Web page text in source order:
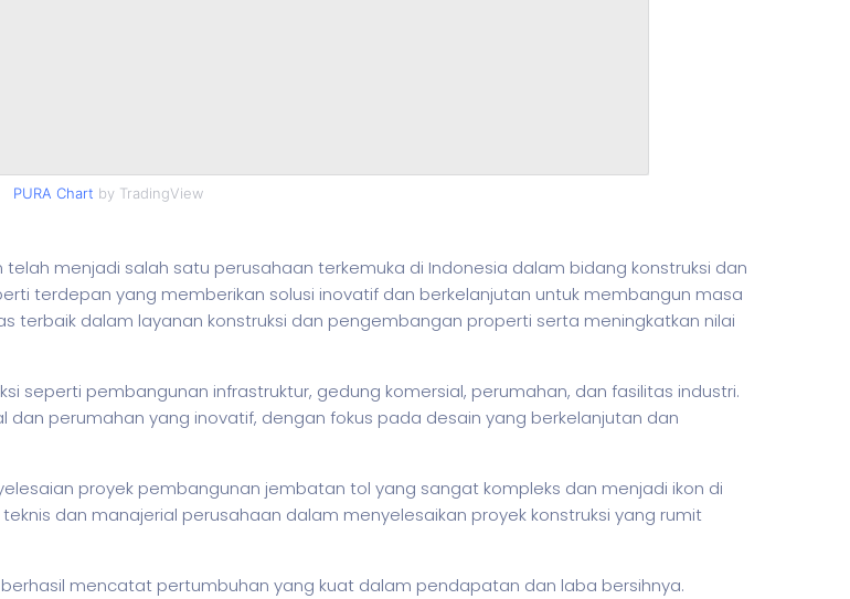
PURA Chart by TradingView
telah menjadi salah satu perusahaan terkemuka di Indonesia dalam bidang konstruksi dan
terdepan yang memberikan solusi inovatif dan berkelanjutan untuk membangun masa
terbaik dalam layanan konstruksi dan pengembangan properti serta meningkatkan nilai
seperti pembangunan infrastruktur, gedung komersial, perumahan, dan fasilitas industri.
perumahan yang inovatif, dengan fokus pada desain yang berkelanjutan dan
proyek pembangunan jembatan tol yang sangat kompleks dan menjadi ikon di
dan manajerial perusahaan dalam menyelesaikan proyek konstruksi yang rumit
berhasil mencatat pertumbuhan yang kuat dalam pendapatan dan laba bersihnya.